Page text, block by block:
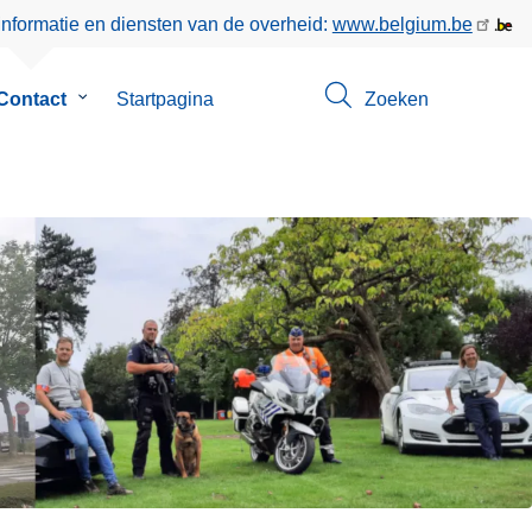
en diensten van de overheid: www.belgium.be
SubmenuStartpagina Zoeken